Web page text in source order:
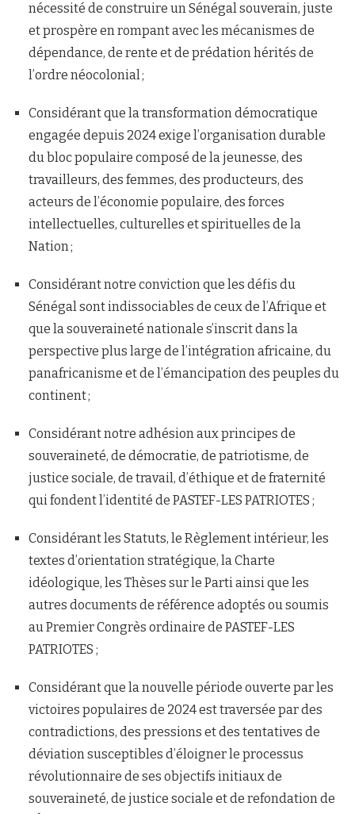
nécessité de construire un Sénégal souverain, juste
et prospère en rompant avec les mécanismes de
dépendance, de rente et de prédation hérités de
l’ordre néocolonial ;
Considérant que la transformation démocratique
engagée depuis 2024 exige l’organisation durable
du bloc populaire composé de la jeunesse, des
travailleurs, des femmes, des producteurs, des
acteurs de l’économie populaire, des forces
intellectuelles, culturelles et spirituelles de la
Nation ;
Considérant notre conviction que les défis du
Sénégal sont indissociables de ceux de l’Afrique et
que la souveraineté nationale s’inscrit dans la
perspective plus large de l’intégration africaine, du
panafricanisme et de l’émancipation des peuples du
continent ;
Considérant notre adhésion aux principes de
souveraineté, de démocratie, de patriotisme, de
justice sociale, de travail, d’éthique et de fraternité
qui fondent l’identité de PASTEF-LES PATRIOTES ;
Considérant les Statuts, le Règlement intérieur, les
textes d’orientation stratégique, la Charte
idéologique, les Thèses sur le Parti ainsi que les
autres documents de référence adoptés ou soumis
au Premier Congrès ordinaire de PASTEF-LES
PATRIOTES ;
Considérant que la nouvelle période ouverte par les
victoires populaires de 2024 est traversée par des
contradictions, des pressions et des tentatives de
déviation susceptibles d’éloigner le processus
révolutionnaire de ses objectifs initiaux de
souveraineté, de justice sociale et de refondation de